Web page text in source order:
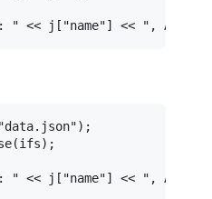
" << j[ "name"] << ", Age: "
"data.json") ;
(ifs);
" << j[ "name"] << ", Age: "